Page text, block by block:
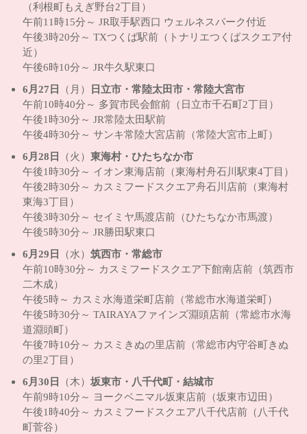
（利根町もえぎ野台2丁目）
午前11時15分～ JR取手駅西口 ウェルネスパーク付近
午後3時20分～ TXつくば駅前（トナリエつくばスクエア付
近）
午後6時10分～ JR牛久駅東口
6月27日
（月）
日立市・常陸太田市・常陸大宮市
午前10時40分～ 多賀市民会館前（日立市千石町2丁目）
午後1時30分～ JR常陸太田駅前
午後4時30分～ サンキ常陸大宮店前（常陸大宮市上町）
6月28日
（火）東海村・ひたちなか市
午後1時30分～ イオン東海店前（東海村舟石川駅東4丁目）
午後2時30分～ カスミフードスクエア舟石川店前（東海村
東海3丁目）
午後3時30分～ セイミヤ馬渡店前（ひたちなか市馬渡）
午後5時30分～ JR勝田駅東口
6月29日
（水）筑西市・常総市
午前10時30分～ カスミフードスクエア下館南店前（筑西市
二木成）
午後5時～ カスミ水海道栄町店前（常総市水海道栄町）
午後5時30分～ TAIRAYAファインズ淵頭店前（常総市水海
道淵頭町）
午後7時10分～ カスミきぬの里店前（常総市内守谷町きぬ
の里2丁目）
6月30日
（木）坂東市・八千代町・結城市
午前9時10分～ ヨークベニマル坂東店前（坂東市辺田）
午後1時40分～ カスミフードスクエア八千代店前（八千代
町菅谷）